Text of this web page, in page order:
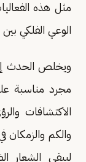
مثل هذه
الوعي الفلكي
مجرد مناسبة
الاكتشافات
والكم والزمكان
ليبقى الشعار